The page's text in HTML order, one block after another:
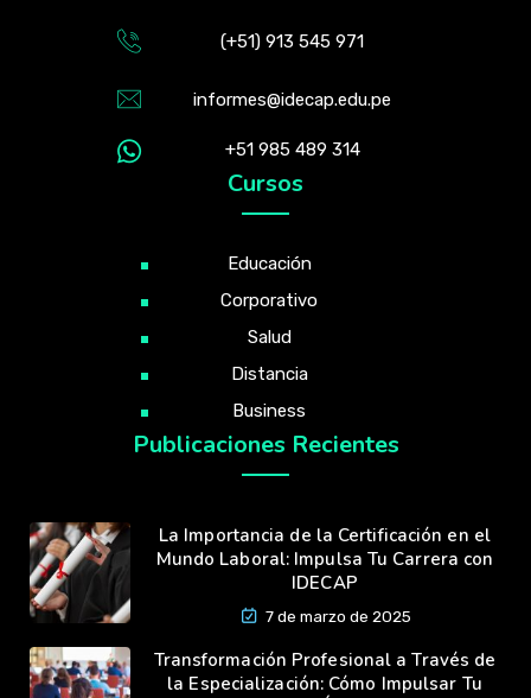
(+51) 913 545 971
informes@idecap.edu.pe
+51 985 489 314
Cursos
Educación
Corporativo
Salud
Distancia
Business
Publicaciones Recientes
La Importancia de la Certificación en el
Mundo Laboral: Impulsa Tu Carrera con
IDECAP
7 de marzo de 2025
Transformación Profesional a Través de
la Especialización: Cómo Impulsar Tu